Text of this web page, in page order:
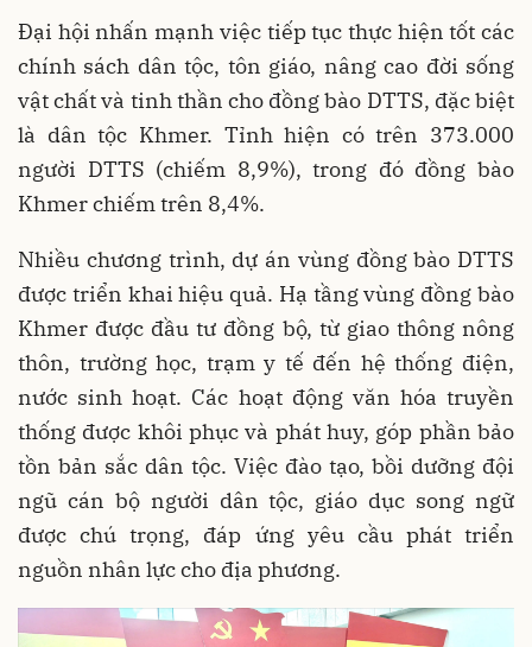
Đại hội nhấn mạnh việc tiếp tục thực hiện tốt các
chính sách dân tộc, tôn giáo, nâng cao đời sống
vật chất và tinh thần cho đồng bào DTTS, đặc biệt
là dân tộc Khmer. Tỉnh hiện có trên 373.000
người DTTS (chiếm 8,9%), trong đó đồng bào
Khmer chiếm trên 8,4%.
Nhiều chương trình, dự án vùng đồng bào DTTS
được triển khai hiệu quả. Hạ tầng vùng đồng bào
Khmer được đầu tư đồng bộ, từ giao thông nông
thôn, trường học, trạm y tế đến hệ thống điện,
nước sinh hoạt. Các hoạt động văn hóa truyền
thống được khôi phục và phát huy, góp phần bảo
tồn bản sắc dân tộc. Việc đào tạo, bồi dưỡng đội
ngũ cán bộ người dân tộc, giáo dục song ngữ
được chú trọng, đáp ứng yêu cầu phát triển
nguồn nhân lực cho địa phương.